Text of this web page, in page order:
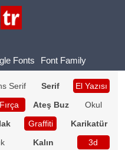
Fonts Font Family
Serif Serif
El Yazısı
Fırça Ateş Buz
Okul
Graffiti
Karikatür
Kalın
3d